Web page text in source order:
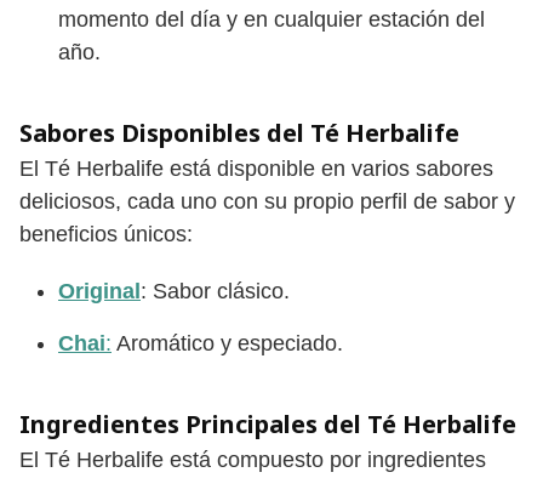
momento del día y en cualquier estación del
año.
Sabores Disponibles del Té Herbalife
El Té Herbalife está disponible en varios sabores
deliciosos, cada uno con su propio perfil de sabor y
beneficios únicos:
Original: Sabor clásico.
Chai: Aromático y especiado.
Ingredientes Principales del Té Herbalife
El Té Herbalife está compuesto por ingredientes